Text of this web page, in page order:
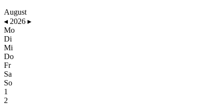
August
◂ 2026 ▸
Mo
Di
Mi
Do
Fr
Sa
So
1
2